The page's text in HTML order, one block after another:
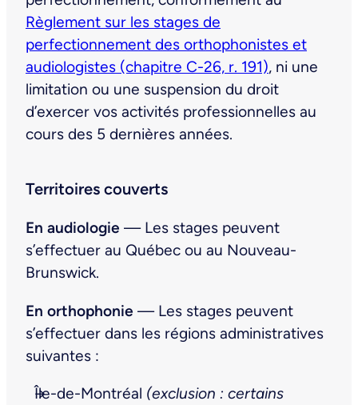
Règlement sur les stages de
perfectionnement des orthophonistes et
audiologistes (chapitre C-26, r. 191), ni une
limitation ou une suspension du droit
d’exercer vos activités professionnelles au
cours des 5 dernières années.
Territoires couverts
En audiologie — Les stages peuvent
s’effectuer au Québec ou au Nouveau-
Brunswick.
En orthophonie — Les stages peuvent
s’effectuer dans les régions administratives
suivantes :
Île-de-Montréal (exclusion : certains